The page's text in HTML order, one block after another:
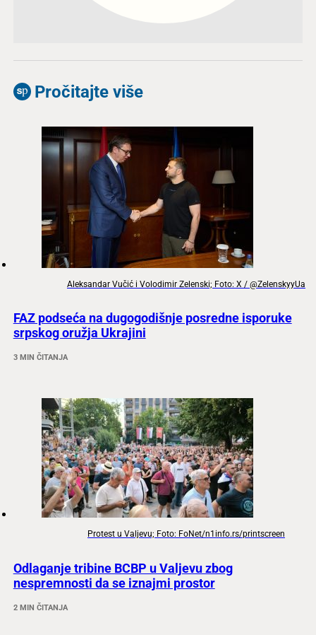
Pročitajte više
Aleksandar Vučić i Volodimir Zelenski; Foto: X / @ZelenskyyUa
FAZ podseća na dugogodišnje posredne isporuke
srpskog oružja Ukrajini
3 MIN ČITANJA
Protest u Valjevu; Foto: FoNet/n1info.rs/printscreen
Odlaganje tribine BCBP u Valjevu zbog
nespremnosti da se iznajmi prostor
2 MIN ČITANJA